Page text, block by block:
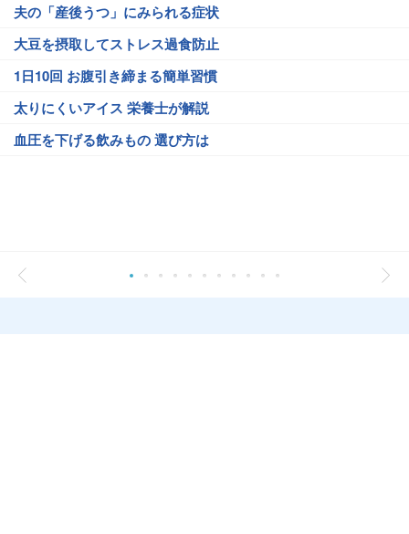
夫の「産後うつ」にみられる症状
大豆を摂取してストレス過食防止
1日10回 お腹引き締まる簡単習慣
太りにくいアイス 栄養士が解説
血圧を下げる飲みもの 選び方は